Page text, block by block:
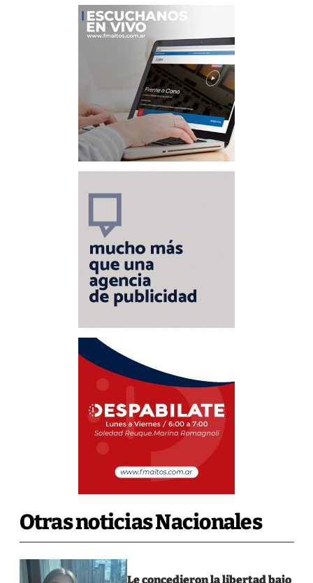
Otras noticias Nacionales
Le concedieron la libertad bajo